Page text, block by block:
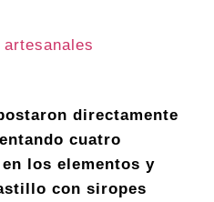
directamente
cuatro
los elementos y
con siropes